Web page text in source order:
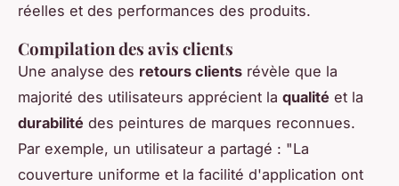
réelles et des performances des produits.
Compilation des avis clients
Une analyse des retours clients révèle que la
majorité des utilisateurs apprécient la qualité et la
durabilité des peintures de marques reconnues.
Par exemple, un utilisateur a partagé : "La
couverture uniforme et la facilité d'application ont